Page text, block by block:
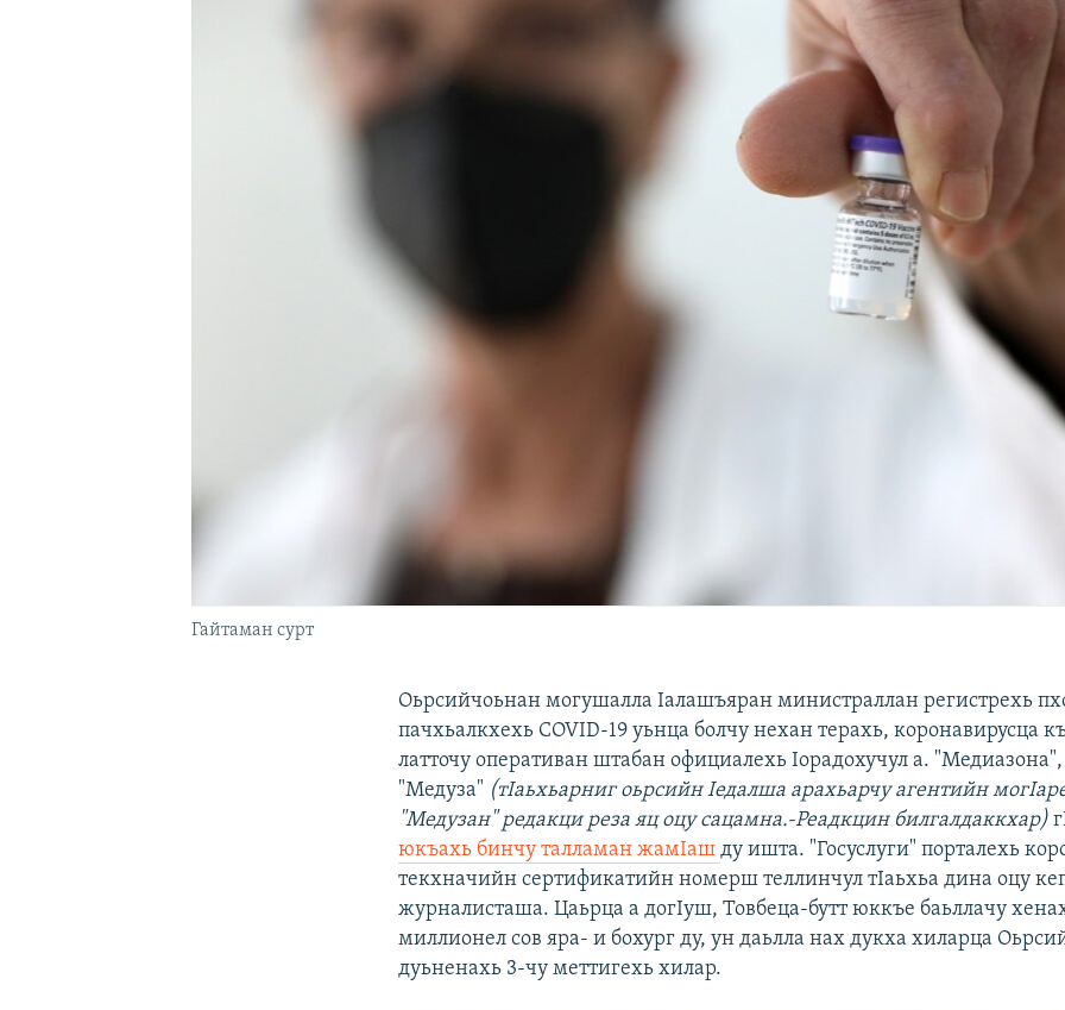
Гайтаман сурт
Оьрсийчоьнан могушалла Iалашъяран министраллан регистрехь
пачхьалкхехь COVID-19 уьнца болчу нехан терахь, коронавирусца
латточу оперативан штабан официалехь Iорадохучул а.
"Медуза" (тIаьхьарниг оьрсийн Iедалша арахьарчу агентийн
"Медузан" редакци реза яц оцу сацамна.-Реадкцин билгалдаккхар)
юкъахь бинчу талламан жамIашду ишта. "Госуслуги" порталехь
текхначийн сертификатийн номерш теллинчул тIаьхьа дина оцу
журналисташа. Цаьрца а догIуш, Товбеца-бутт юккъе баьллачу
миллионел сов яра- и бохург ду, ун даьлла нах дукха хиларца
дуьненахь 3-чу меттигехь хилар.